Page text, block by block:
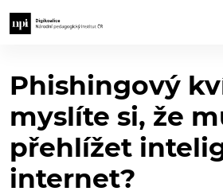
Phishingový
myslíte si, že
přehlížet
internet?